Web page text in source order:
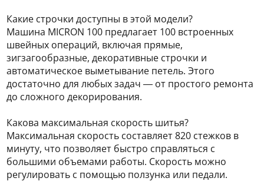
Какие строчки доступны в этой модели?
Машина MICRON 100 предлагает 100 встроенных
швейных операций, включая прямые,
зигзагообразные, декоративные строчки и
автоматическое выметывание петель. Этого
достаточно для любых задач — от простого ремонта
до сложного декорирования.
Какова максимальная скорость шитья?
Максимальная скорость составляет 820 стежков в
минуту, что позволяет быстро справляться с
большими объемами работы. Скорость можно
регулировать с помощью ползунка или педали.